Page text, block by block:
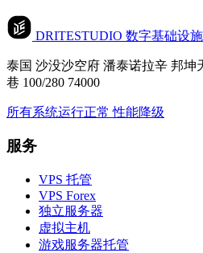
DRITESTUDIO 数字基础设施
泰国 沙没沙空府 潘泰诺拉辛 邦坤
巷 100/280 74000
所有系统运行正常 性能降级
服务
VPS 托管
VPS Forex
独立服务器
虚拟主机
游戏服务器托管